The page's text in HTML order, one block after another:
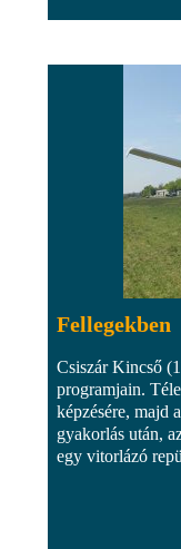
Fellegekben
Csiszár Kincső
programjain.
képzésére, majd
gyakorlás után,
egy vitorlázó